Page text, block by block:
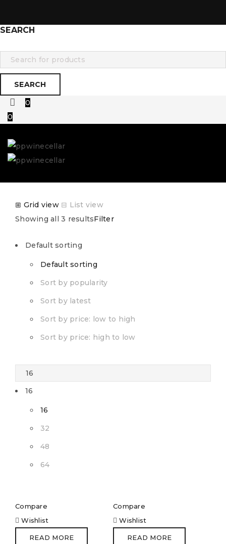
SEARCH
0
0
⊞ Grid view ⊟ List view
Showing all 3 resultsFilter
Default sorting
Default sorting
Sort by popularity
Sort by latest
Sort by price: low to high
Sort by price: high to low
16
16
32
48
64
Compare
Wishlist
READ MORE
Compare
Wishlist
READ MORE